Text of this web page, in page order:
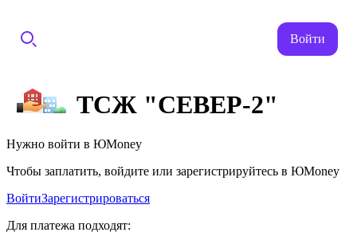
Войти
ТСЖ "СЕВЕР-2"
Нужно войти в ЮMoney
Чтобы заплатить, войдите или зарегистрируйтесь в ЮMoney
ВойтиЗарегистрироваться
Для платежа подходят: